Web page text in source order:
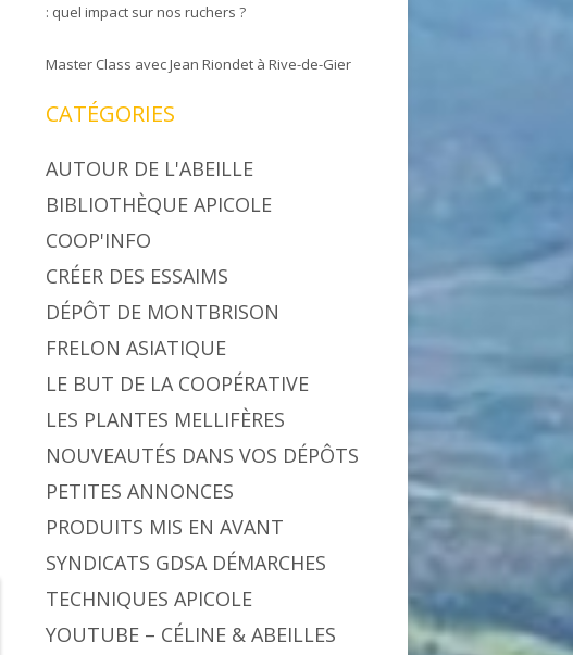
: quel impact sur nos ruchers ?
Master Class avec Jean Riondet à Rive-de-Gier
CATÉGORIES
AUTOUR DE L'ABEILLE
BIBLIOTHÈQUE APICOLE
COOP'INFO
CRÉER DES ESSAIMS
DÉPÔT DE MONTBRISON
FRELON ASIATIQUE
LE BUT DE LA COOPÉRATIVE
LES PLANTES MELLIFÈRES
NOUVEAUTÉS DANS VOS DÉPÔTS
PETITES ANNONCES
PRODUITS MIS EN AVANT
SYNDICATS GDSA DÉMARCHES
TECHNIQUES APICOLE
YOUTUBE – CÉLINE & ABEILLES